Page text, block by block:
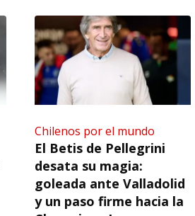
Chilenos por el mundo
El Betis de Pellegrini
desata su magia:
goleada ante Valladolid
y un paso firme hacia la